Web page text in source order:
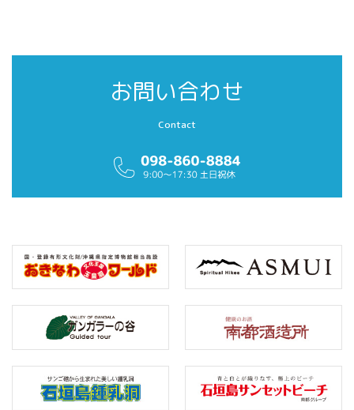
お問い合わせ
Contact